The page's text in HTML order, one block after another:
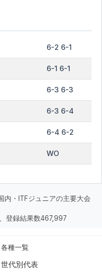
6-2 6-1
6-1 6-1
6-3 6-3
6-3 6-4
6-4 6-2
WO
・ITFジュニアの主要大会
登録結果数467,997
各種一覧
世代別代表